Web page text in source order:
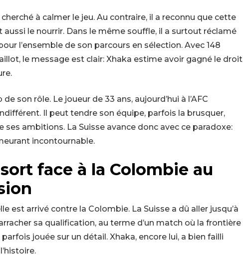
cherché à calmer le jeu. Au contraire, il a reconnu que cette
le nourrir. Dans le même souffle, il a surtout réclamé
l’ensemble de son parcours en sélection. Avec 148
le message est clair: Xhaka estime avoir gagné le droit
son rôle. Le joueur de 33 ans, aujourd’hui à l’AFC
Il peut tendre son équipe, parfois la brusquer,
ses ambitions. La Suisse avance donc avec ce paradoxe:
incontournable.
sort face à la Colombie au
est arrivé contre la Colombie. La Suisse a dû aller jusqu’à
sa qualification, au terme d’un match où la frontière
jouée sur un détail. Xhaka, encore lui, a bien failli